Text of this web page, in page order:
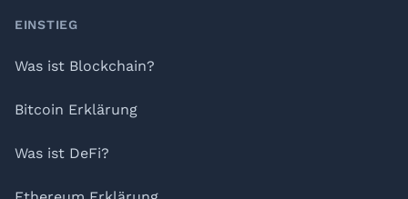
Footer
EINSTIEG
Was ist Blockchain?
Bitcoin Erklärung
Was ist DeFi?